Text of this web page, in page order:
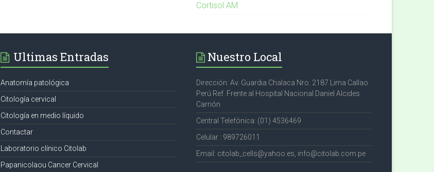
Cortisol AM
Ultimas Entradas
Anatomía patológica
Citología cervical
Citología en medio líquido
Contactar
Laboratorio clínico Citolab
Papanicolaou Cancer Cervical
Nuestro Local
Dirección: Av. Guardia Chalaca Nro. 2187 Lima Callao
Perú Ref. Frente al Hospital Nacional Daniel Alcides
Carrión
Central Telefónica: (01) 4536469
Celular : 989726011
Email: citolab_cells@yahoo.es, info@citolab.com.pe